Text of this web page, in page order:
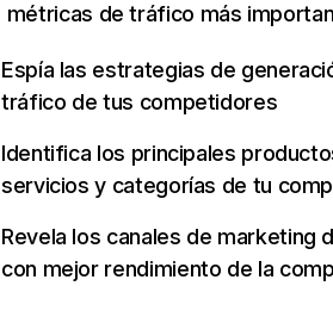
métricas de tráfico más
Espía las estrategias de
tráfico de tus competidores
Identifica los principales
servicios y categorías de tu
Revela los canales de marketing
con mejor rendimiento de la